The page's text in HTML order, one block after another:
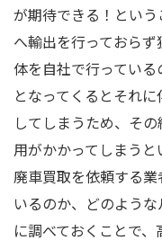
が期待できる！とい
へ輸出を行っておら
体を自社で行っている
となってくるとそれ
してしまうため、そ
用がかかってしまうと
廃車買取を依頼する
いるのか、どのよう
に調べておくことで